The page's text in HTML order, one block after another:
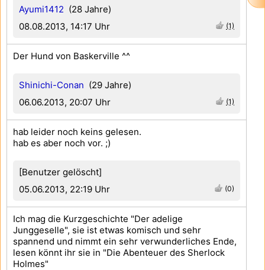
Ayumi1412 (28 Jahre)
08.08.2013, 14:17 Uhr
(1)
Shinichi-Conan (29 Jahre)
06.06.2013, 20:07 Uhr
(1)
Der Hund von Baskerville ^^
[Benutzer gelöscht]
05.06.2013, 22:19 Uhr
(0)
hab leider noch keins gelesen.
hab es aber noch vor. ;)
Ich mag die Kurzgeschichte "Der adelige
Junggeselle", sie ist etwas komisch und sehr
spannend und nimmt ein sehr verwunderliches Ende,
lesen könnt ihr sie in "Die Abenteuer des Sherlock
Holmes"